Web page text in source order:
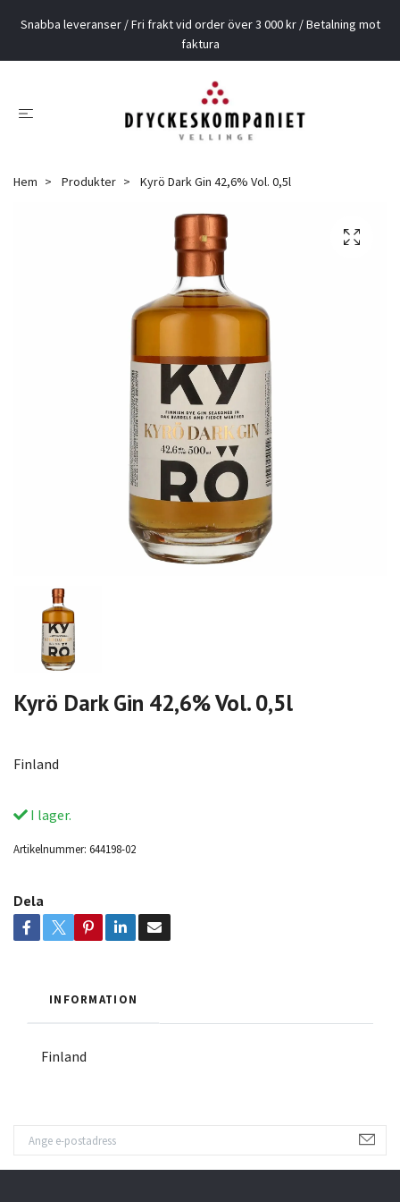
Snabba leveranser / Fri frakt vid order över 3 000 kr / Betalning mot
faktura
Hem Produkter Kyrö Dark Gin 42,6% Vol. 0,5l
Kyrö Dark Gin 42,6% Vol. 0,5l
Finland
I lager.
Artikelnummer: 644198-02
Dela
INFORMATION
Finland